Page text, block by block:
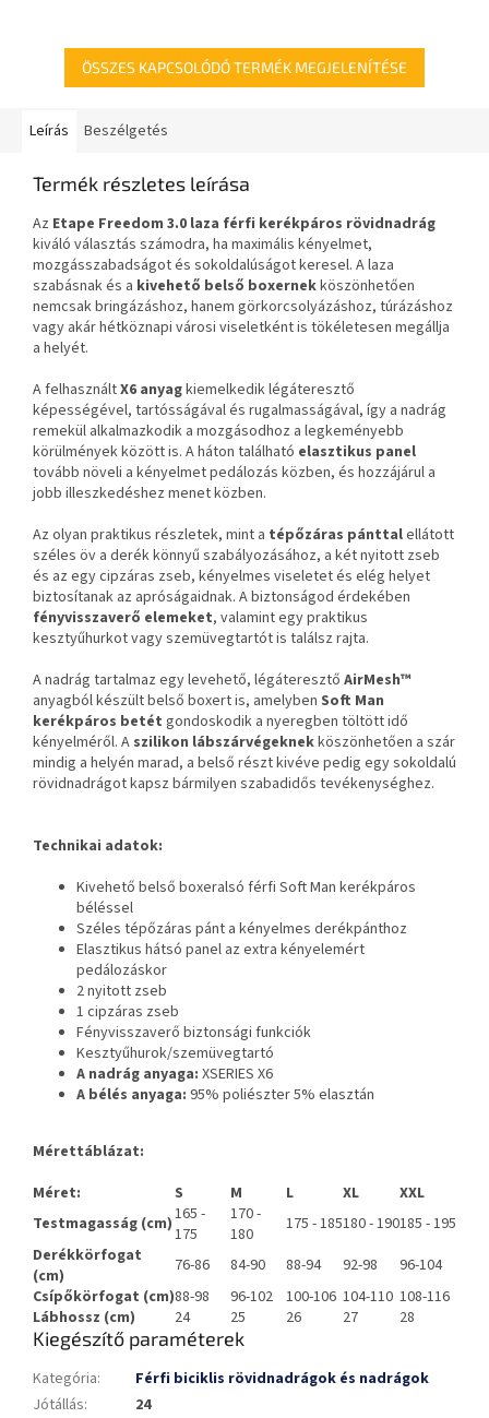
ÖSSZES KAPCSOLÓDÓ TERMÉK MEGJELENÍTÉSE
Leírás Beszélgetés
Termék részletes leírása
Az Etape Freedom 3.0 laza férfi kerékpáros rövidnadrág
kiváló választás számodra, ha maximális kényelmet,
mozgásszabadságot és sokoldalúságot keresel. A laza
szabásnak és a kivehető belső boxernekköszönhetően
nemcsak bringázáshoz, hanem görkorcsolyázáshoz, túrázáshoz
vagy akár hétköznapi városi viseletként is tökéletesen megállja
a helyét.
A felhasználtX6 anyagkiemelkedik légáteresztő
képességével, tartósságával és rugalmasságával, így a nadrág
remekül alkalmazkodik a mozgásodhoz a legkeményebb
körülmények között is. A háton található elasztikus panel
tovább növeli a kényelmet pedálozás közben, és hozzájárul a
jobb illeszkedéshez menet közben.
Az olyan praktikus részletek, mint a tépőzáras pánttalellátott
széles öv a derék könnyű szabályozásához, a két nyitott zseb
és az egy cipzáras zseb, kényelmes viseletet és elég helyet
biztosítanak az apróságaidnak. A biztonságod érdekében
fényvisszaverő elemeket, valamint egy praktikus
kesztyűhurkot vagy szemüvegtartót is találsz rajta.
A nadrág tartalmaz egy levehető, légáteresztő AirMesh™
anyagból készült belső boxert is, amelyben Soft Man
kerékpáros betét gondoskodik a nyeregben töltött idő
kényelméről. A szilikon lábszárvégeknekköszönhetően a szár
mindig a helyén marad, a belső részt kivéve pedig egy sokoldalú
rövidnadrágot kapsz bármilyen szabadidős tevékenységhez.
Technikai adatok:
Kivehető belső boxeralsó férfi Soft Man kerékpáros
béléssel
Széles tépőzáras pánt a kényelmes derékpánthoz
Elasztikus hátsó panel az extra kényelemért
pedálozáskor
2 nyitott zseb
1 cipzáras zseb
Fényvisszaverő biztonsági funkciók
Kesztyűhurok/szemüvegtartó
A nadrág anyaga: XSERIES X6
A bélés anyaga: 95% poliészter 5% elasztán
Mérettáblázat:
Méret:
S M L XL
XXL
Testmagasság (cm)165 -
175
170 -
180
175 - 185180 - 190185 - 195
Derékkörfogat
(cm)
76-86 84-90 88-94 92-98
96-104
Csípőkörfogat (cm)88-98 96-102 100-106 104-110 108-116
Lábhossz (cm)
24 25 26 27 28
Kiegészítő paraméterek
Kategória:
Férfi biciklis rövidnadrágok és nadrágok
Jótállás:
24